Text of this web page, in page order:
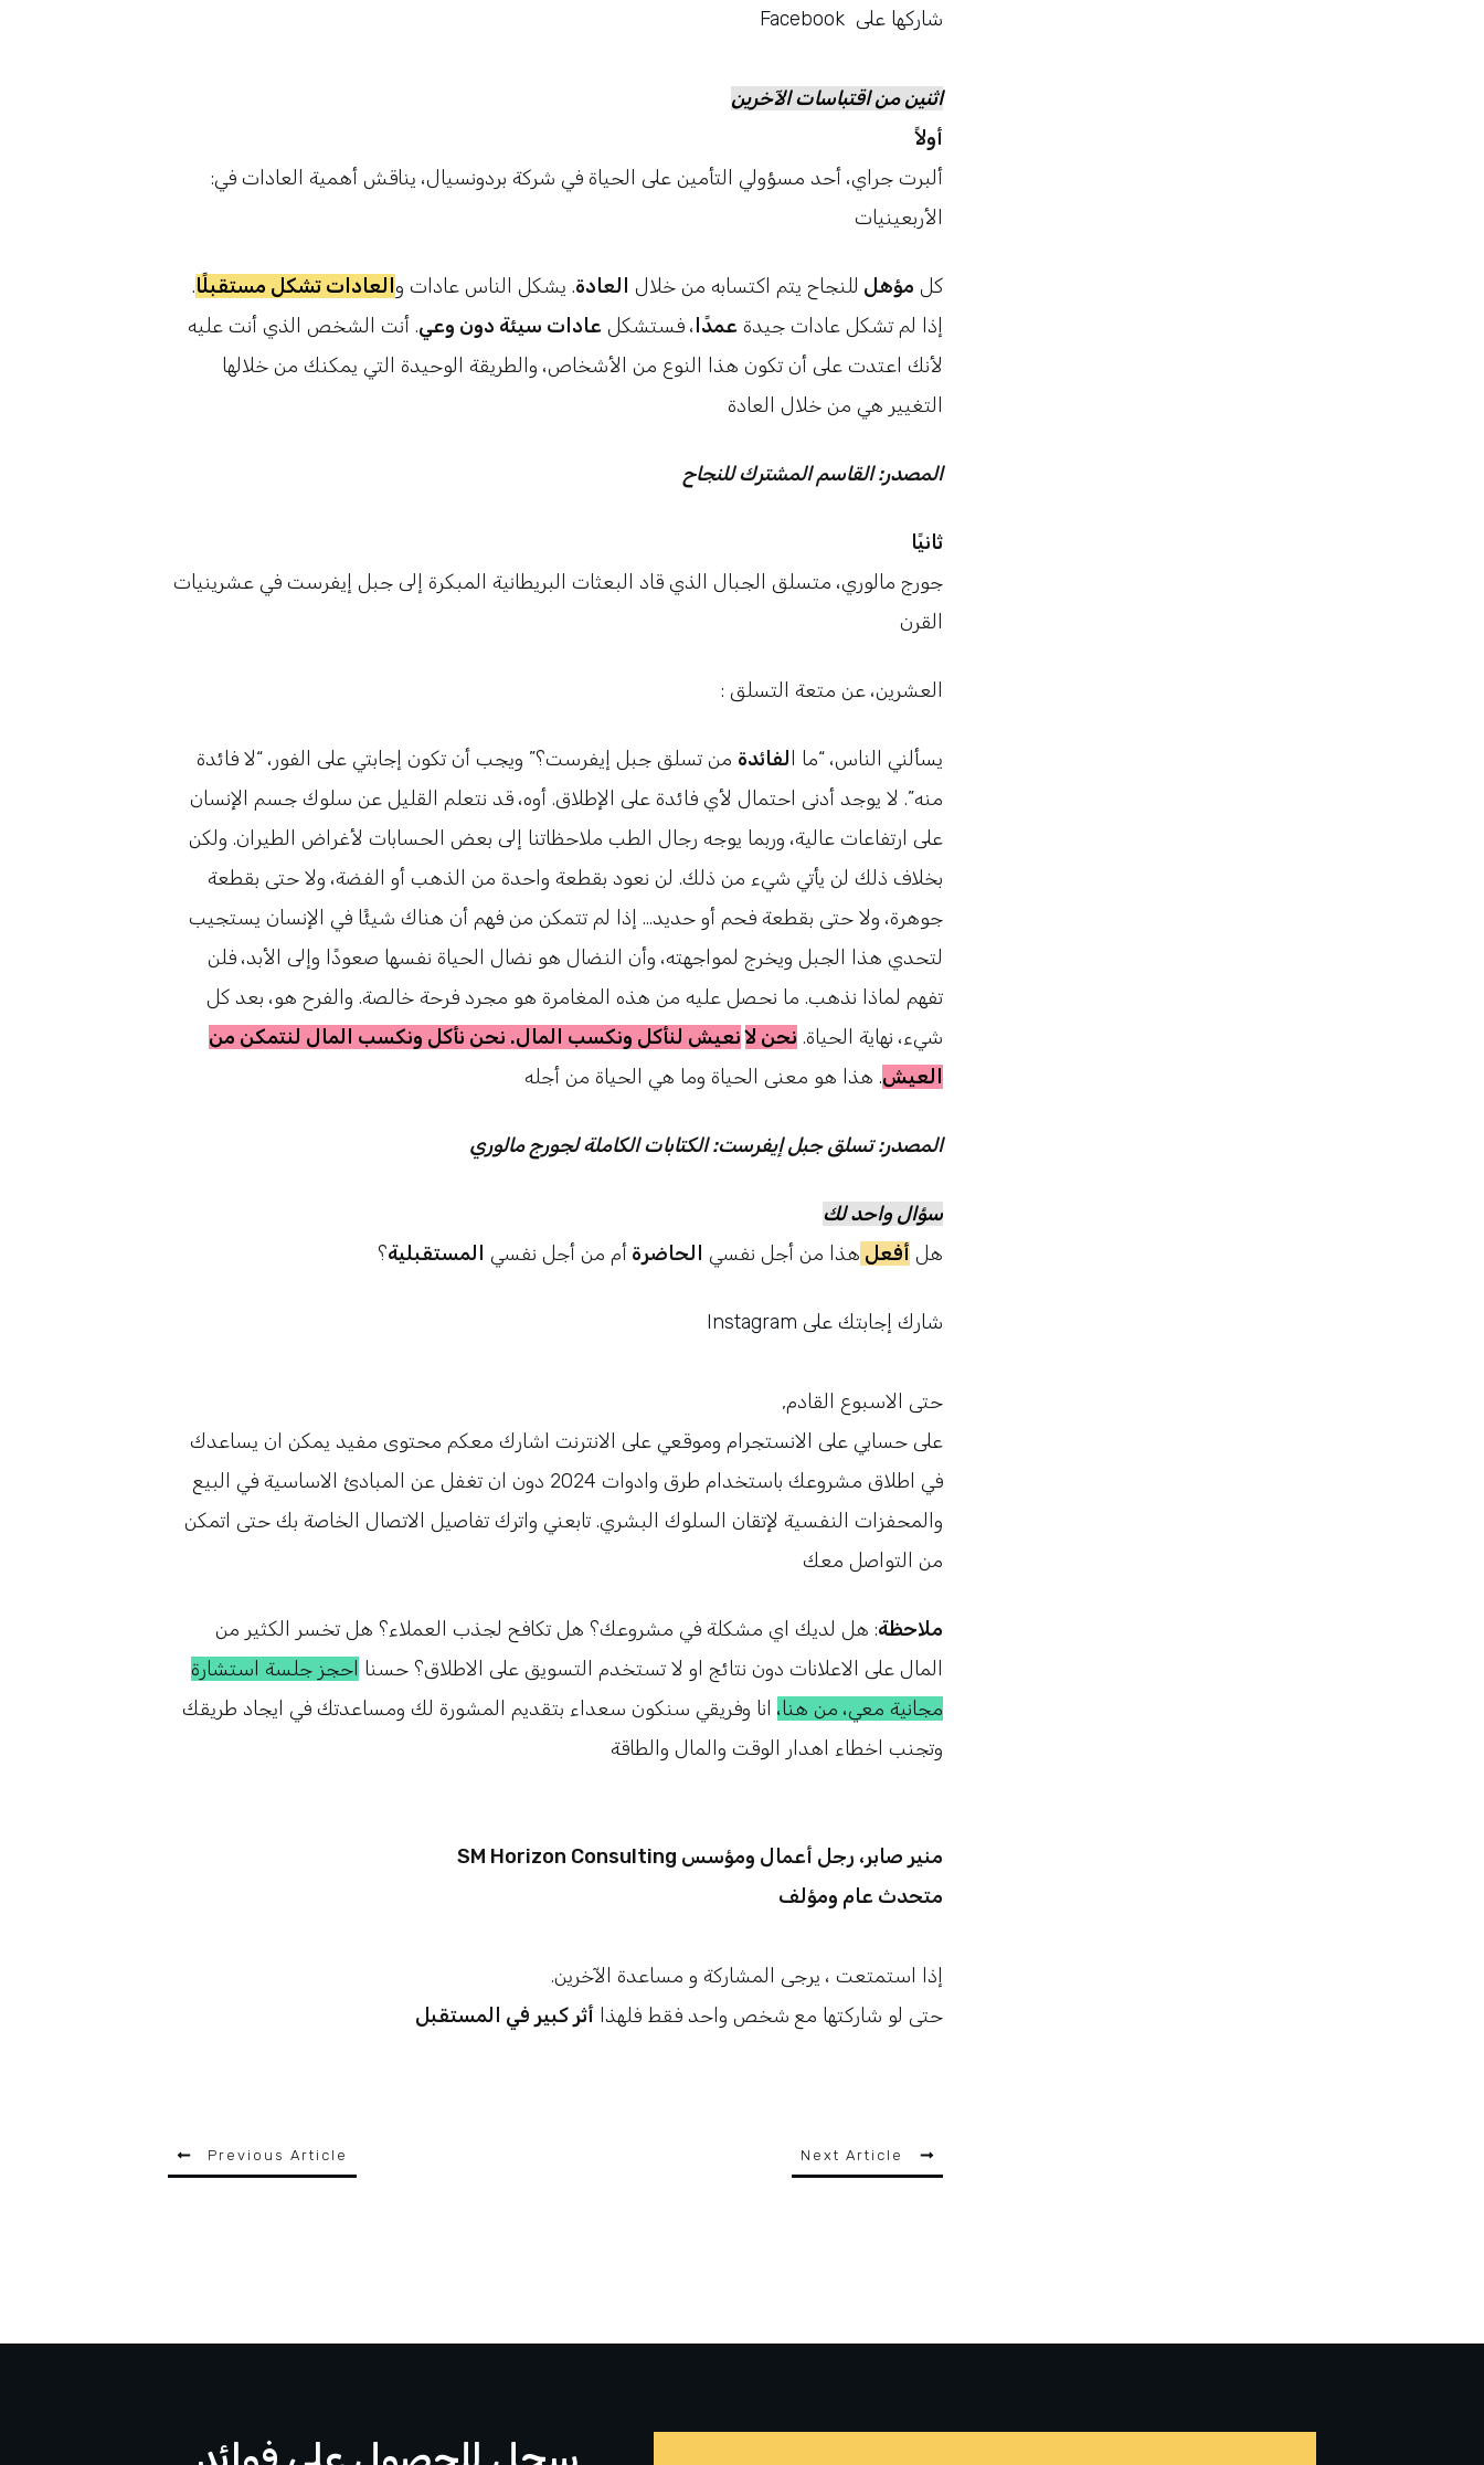
Facebook شاركها على
اثنين من اقتباسات الآخرين
أولاً
:ألبرت جراي، أحد مسؤولي التأمين على الحياة في شركة بردونسيال، يناقش أهمية العادات في
الأربعينيات
كل مؤهل للنجاح يتم اكتسابه من خلال العادة. يشكل الناس عادات و العادات تشكل مستقبلًا.
إذا لم تشكل عادات جيدة عمدًا ، فستشكل عادات سيئة دون وعي. أنت الشخص الذي أنت عليه
لأنك اعتدت على أن تكون هذا النوع من الأشخاص، والطريقة الوحيدة التي يمكنك من خلالها
التغيير هي من خلال العادة
المصدر: القاسم المشترك للنجاح
ثانيًا
جورج مالوري، متسلق الجبال الذي قاد البعثات البريطانية المبكرة إلى جبل إيفرست في عشرينيات
القرن
: العشرين، عن متعة التسلق
يسألني الناس، “ما ا لفائدة من تسلق جبل إيفرست؟” ويجب أن تكون إجابتي على الفور، “لا فائدة
منه”. لا يوجد أدنى احتمال لأي فائدة على الإطلاق. أوه، قد نتعلم القليل عن سلوك جسم الإنسان
على ارتفاعات عالية، وربما يوجه رجال الطب ملاحظاتنا إلى بعض الحسابات لأغراض الطيران. ولكن
بخلاف ذلك لن يأتي شيء من ذلك. لن نعود بقطعة واحدة من الذهب أو الفضة، ولا حتى بقطعة
جوهرة، ولا حتى بقطعة فحم أو حديد… إذا لم تتمكن من فهم أن هناك شيئًا في الإنسان يستجيب
لتحدي هذا الجبل ويخرج لمواجهته، وأن النضال هو نضال الحياة نفسها صعودًا وإلى الأبد، فلن
تفهم لماذا نذهب. ما نحصل عليه من هذه المغامرة هو مجرد فرحة خالصة. والفرح هو، بعد كل
شيء، نهاية الحياة. نحن لا نعيش لنأكل ونكسب المال. نحن نأكل ونكسب المال لنتمكن من
العيش. هذا هو معنى الحياة وما هي الحياة من أجله
المصدر: تسلق جبل إيفرست: الكتابات الكاملة لجورج مالوري
سؤال واحد لك
هل أفعل هذا من أجل نفسي الحاضرة أم من أجل نفسي المستقبلية؟
Instagram شارك إجابتك على
,حتى الاسبوع القادم
على حسابي على الانستجرام وموقعي على الانترنت اشارك معكم محتوى مفيد يمكن ان يساعدك
في اطلاق مشروعك باستخدام طرق وادوات 2024 دون ان تغفل عن المبادئ الاساسية في البيع
والمحفزات النفسية لإتقان السلوك البشري. تابعني واترك تفاصيل الاتصال الخاصة بك حتى اتمكن
من التواصل معك
ملاحظة: هل لديك اي مشكلة في مشروعك؟ هل تكافح لجذب العملاء؟ هل تخسر الكثير من
المال على الاعلانات دون نتائج او لا تستخدم التسويق على الاطلاق؟ حسنا احجز جلسة استشارة
مجانية معي، من هنا، انا وفريقي سنكون سعداء بتقديم المشورة لك ومساعدتك في ايجاد طريقك
وتجنب اخطاء اهدار الوقت والمال والطاقة
SM Horizon Consulting منير صابر، رجل أعمال ومؤسس
متحدث عام ومؤلف
.إذا استمتعت ، يرجى المشاركة و مساعدة الآخرين
حتى لو شاركتها مع شخص واحد فقط فلهذا أثر كبير في المستقبل
Previous Article Next Article